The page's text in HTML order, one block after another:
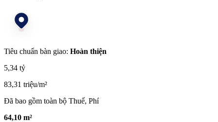
Tiêu chuẩn bàn giao: Hoàn thiện
5,34 tỷ
83,31 triệu/m²
Đã bao gồm toàn bộ Thuế, Phí
64,10 m²